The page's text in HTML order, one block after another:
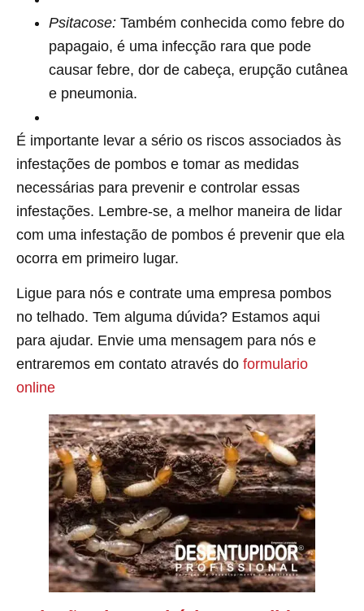
Psitacose: Também conhecida como febre do
papagaio, é uma infecção rara que pode
causar febre, dor de cabeça, erupção cutânea
e pneumonia.
É importante levar a sério os riscos associados às
infestações de pombos e tomar as medidas
necessárias para prevenir e controlar essas
infestações. Lembre-se, a melhor maneira de lidar
com uma infestação de pombos é prevenir que ela
ocorra em primeiro lugar.
Ligue para nós e contrate uma empresa pombos
no telhado. Tem alguma dúvida? Estamos aqui
para ajudar. Envie uma mensagem para nós e
entraremos em contato através do formulario
online